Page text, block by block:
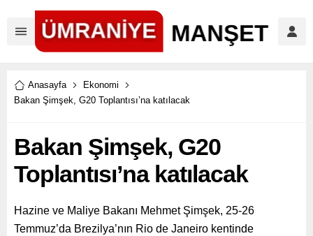
Anasayfa
Ekonomi
Bakan Şimşek, G20 Toplantısı’na katılacak
Bakan Şimşek, G20
Toplantısı’na katılacak
Hazine ve Maliye Bakanı Mehmet Şimşek, 25-26
Temmuz’da Brezilya’nın Rio de Janeiro kentinde